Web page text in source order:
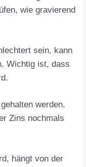
wie gravierend
sein, kann
Wichtig ist, dass
werden.
Zins nochmals
hängt von der